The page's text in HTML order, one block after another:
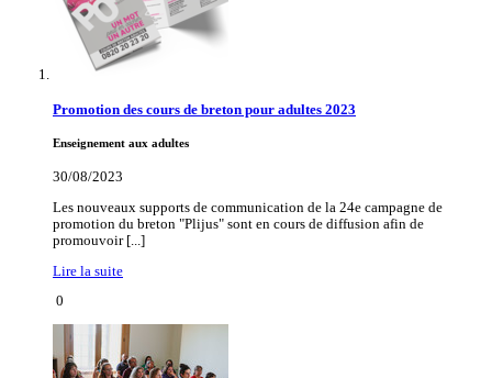
Promotion des cours de breton pour adultes 2023
Enseignement aux adultes
30/08/2023
Les nouveaux supports de communication de la 24e campagne de
promotion du breton "Plijus" sont en cours de diffusion afin de
promouvoir [...]
Lire la suite
0